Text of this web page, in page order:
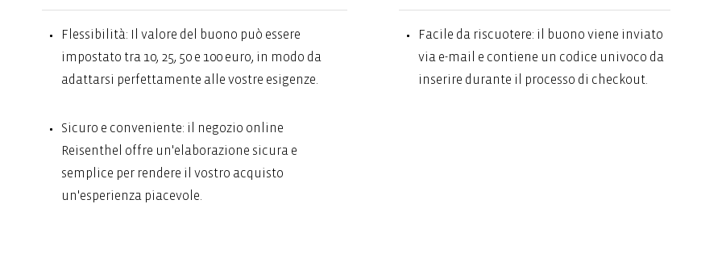
Flessibilità: Il valore del buono può essere
impostato tra 10, 25, 50 e 100 euro, in modo da
adattarsi perfettamente alle vostre esigenze.
Facile da riscuotere: il buono viene inviato
via e-mail e contiene un codice univoco da
inserire durante il processo di checkout.
Sicuro e conveniente: il negozio online
Reisenthel offre un'elaborazione sicura e
semplice per rendere il vostro acquisto
un'esperienza piacevole.